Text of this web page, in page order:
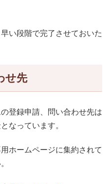
い段階で完了させておいた
せ先
登録申請、問い合わせ先は
なっています。
ホームページに集約されて